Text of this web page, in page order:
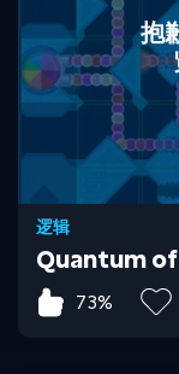
抱
逻辑
Quantum
73%